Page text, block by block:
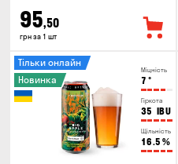
95,50
грн за 1 шт
Міцність
7 °
Гіркота
35 IBU
Щільність
16.5 %
Тільки онлайн
Новинка